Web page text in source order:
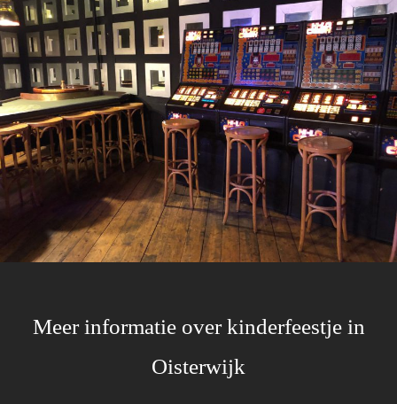
Meer informatie over kinderfeestje in
Oisterwijk